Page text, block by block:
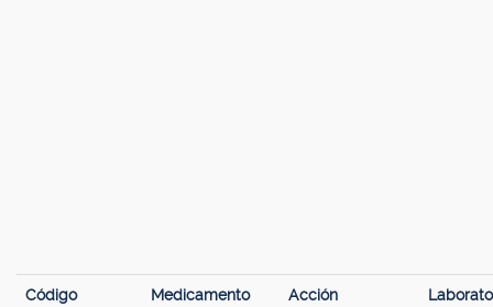
Código Medicamento
Acción